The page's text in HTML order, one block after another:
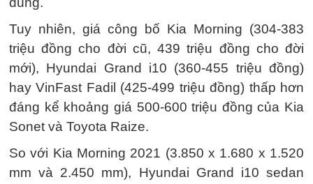
Tuy nhiên, giá công bố Kia Morning (304-383
triệu đồng cho đời cũ, 439 triệu đồng cho đời
mới), Hyundai Grand i10 (360-455 triệu đồng)
hay VinFast Fadil (425-499 triệu đồng) thấp hơn
đáng kể khoảng giá 500-600 triệu đồng của Kia
Sonet và Toyota Raize.
So với Kia Morning 2021 (3.850 x 1.680 x 1.520
mm và 2.450 mm), Hyundai Grand i10 sedan